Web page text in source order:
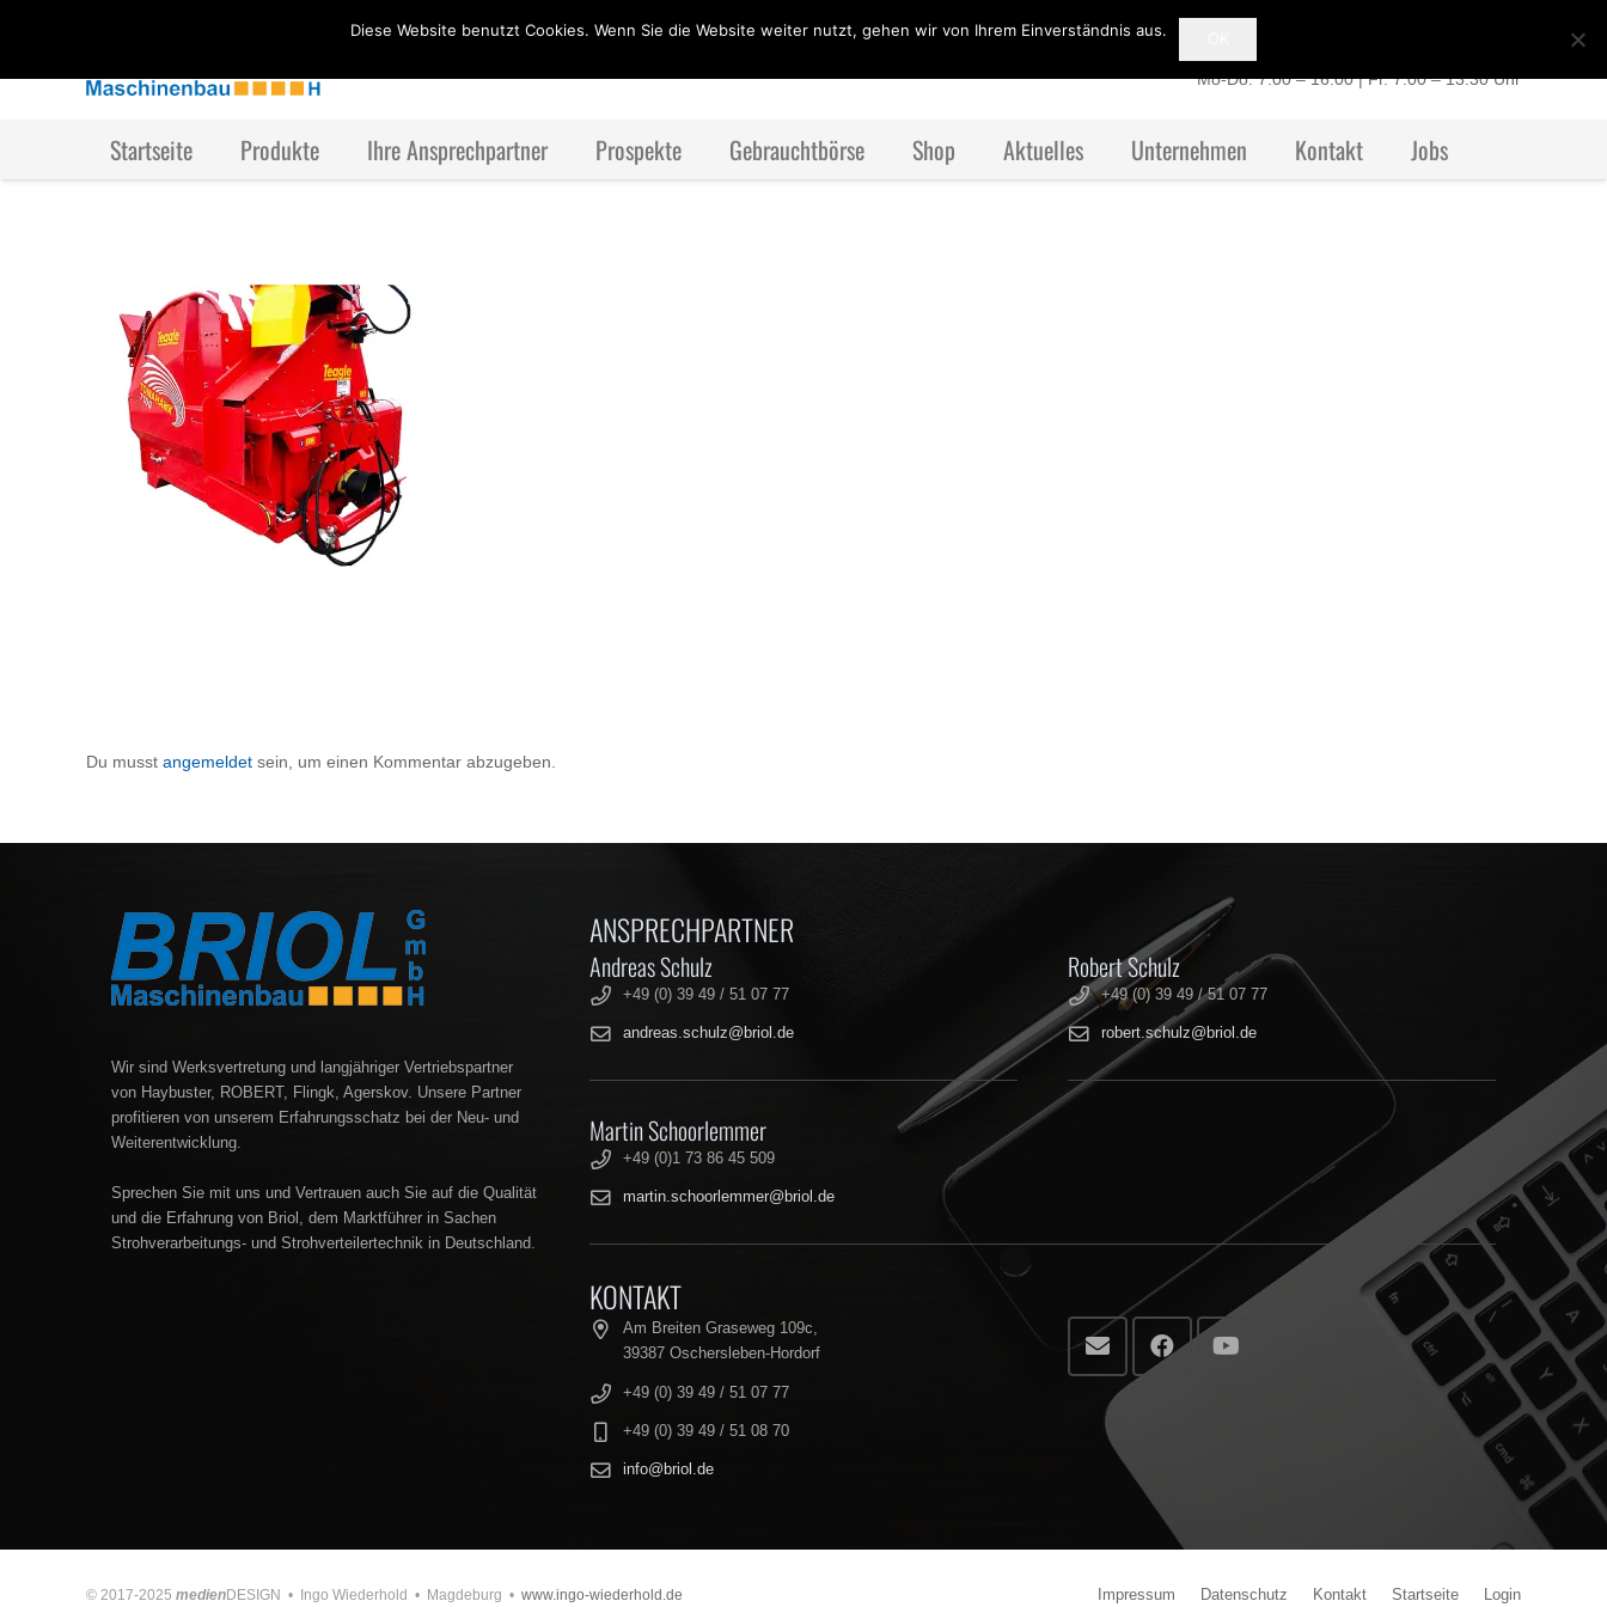
Mo-Do: 7:00 – 16:00 | Fr. 7:00 – 13:30 Uhr
Startseite Produkte Ihre Ansprechpartner Prospekte Gebrauchtbörse Shop Aktuelles Unternehmen Kontakt Jobs
Du musst angemeldet sein, um einen Kommentar abzugeben.
Wir sind Werksvertretung und langjähriger Vertriebspartner
von Haybuster, ROBERT, Flingk, Agerskov. Unsere Partner
profitieren von unserem Erfahrungsschatz bei der Neu- und
Weiterentwicklung.
Sprechen Sie mit uns und Vertrauen auch Sie auf die Qualität
und die Erfahrung von Briol, dem Marktführer in Sachen
Strohverarbeitungs- und Strohverteilertechnik in Deutschland.
ANSPRECHPARTNER
Andreas Schulz
+49 (0) 39 49 / 51 07 77
andreas.schulz@briol.de
Martin Schoorlemmer
+49 (0)1 73 86 45 509
martin.schoorlemmer@briol.de
Robert Schulz
+49 (0) 39 49 / 51 07 77
robert.schulz@briol.de
KONTAKT
Am Breiten Graseweg 109c,
39387 Oschersleben-Hordorf
+49 (0) 39 49 / 51 07 77
+49 (0) 39 49 / 51 08 70
info@briol.de
© 2017-2025 medienDESIGN • Ingo Wiederhold • Magdeburg • www.ingo-wiederhold.de Impressum Datenschutz Kontakt Startseite Login
Diese Website benutzt Cookies. Wenn Sie die Website weiter nutzt, gehen wir von Ihrem Einverständnis aus.